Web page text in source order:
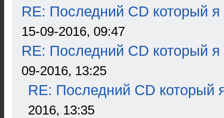
RE: Последний CD который я
15-09-2016, 09:47
RE: Последний CD который я
09-2016, 13:25
RE: Последний CD который
2016, 13:35